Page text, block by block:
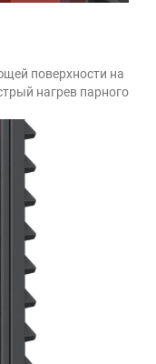
поверхности на
нагрев парного